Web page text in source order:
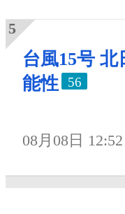
台風15号
能性
56
08月08日 12:52